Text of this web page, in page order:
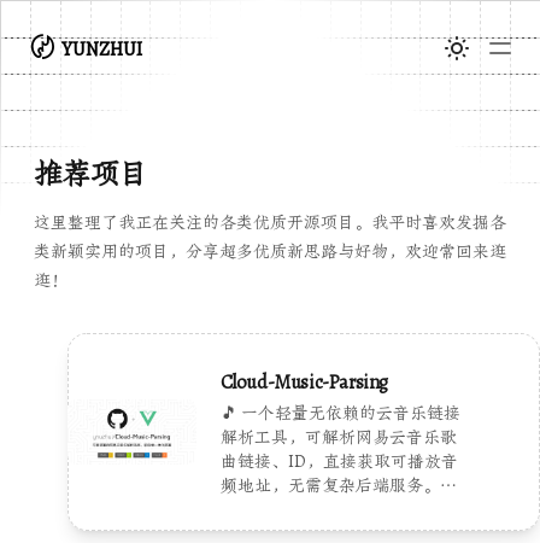
〄 YUNZHUI
推荐项目
这里整理了我正在关注的各类优质开源项目。我平时喜欢发掘各
类新颖实用的项目，分享超多优质新思路与好物，欢迎常回来逛
逛！
Cloud-Music-Parsing
🎵 一个轻量无依赖的云音乐链接
解析工具，可解析网易云音乐歌
曲链接、ID，直接获取可播放音
频地址，无需复杂后端服务。支
个人站点，提供简洁的在线播放